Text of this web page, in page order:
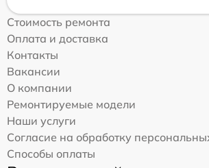
Стоимость ремонта
Оплата и доставка
Контакты
Вакансии
О компании
Ремонтируемые модели
Наши услуги
Согласие на обработку
Способы оплаты